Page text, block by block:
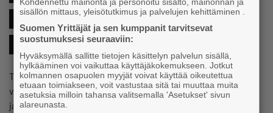
#OMISTAJANVAIHDOS #RAHOITUS
#YRITYKSENTALOUS
Tule mukaan tapaamaan yrittäjiä ja viettämään mukava ilta
verkostoitumisen ja hyvinvoinnin merkeissä! Illan ohjelma
ja aikataulu17.30 Tervetulosanat ja esittäytymiset17.55
sisällön mittaus, yleisötutkimus ja palvelujen kehittäminen .
Suomen Yrittäjät ja sen kumppanit tarvitsevat
suostumuksesi seuraaviin:
Hyväksymällä sallitte tietojen käsittelyn palvelun sisällä,
hylkääminen voi vaikuttaa käyttäjäkokemukseen. Jotkut
kolmannen osapuolen myyjät voivat käyttää oikeutettua
etuaan toimiakseen, voit vastustaa sitä tai muuttaa muita
asetuksia milloin tahansa valitsemalla 'Asetukset' sivun
alareunasta.